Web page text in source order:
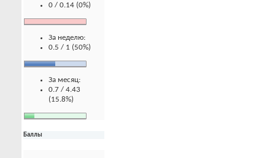
0 / 0.14 (0%)
За неделю:
0.5 / 1 (50%)
За месяц:
0.7 / 4.43
(15.8%)
Баллы